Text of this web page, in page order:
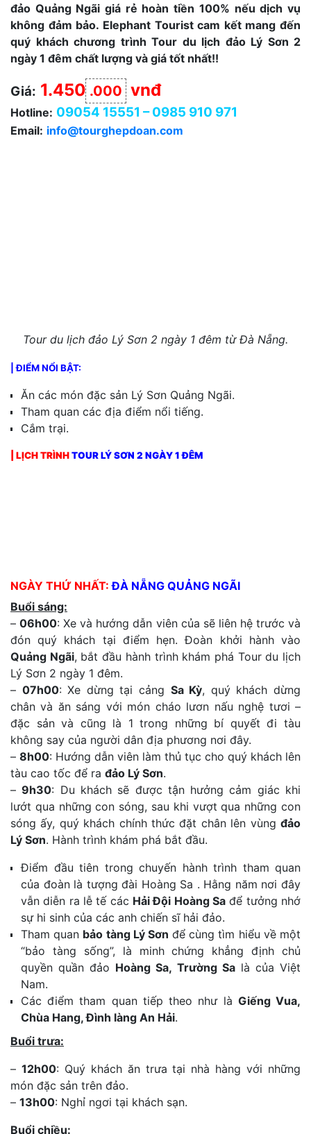
đảo Quảng Ngãi giá rẻ hoàn tiền 100% nếu dịch vụ
không đảm bảo. Elephant Tourist cam kết mang đến
quý khách chương trình Tour du lịch đảo Lý Sơn 2
ngày 1 đêm chất lượng và giá tốt nhất!!
Giá: 1.450 .000 vnđ
Hotline: 09054 15551 – 0985 910 971
Email: info@tourghepdoan.com
Tour du lịch đảo Lý Sơn 2 ngày 1 đêm từ Đà Nẵng.
| ĐIỂM NỔI BẬT:
Ăn các món đặc sản Lý Sơn Quảng Ngãi.
Tham quan các địa điểm nổi tiếng.
Cắm trại.
| LỊCH TRÌNHTOUR LÝ SƠN 2 NGÀY 1 ĐÊM
NGÀY THỨ NHẤT: ĐÀ NẴNG QUẢNG NGÃI
Buổi sáng:
–06h00: Xe và hướng dẫn viên của sẽ liên hệ trước và
đón quý khách tại điểm hẹn. Đoàn khởi hành vào
Quảng Ngãi, bắt đầu hành trình khám phá Tour du lịch
Lý Sơn 2 ngày 1 đêm.
– 07h00: Xe dừng tại cảng Sa Kỳ, quý khách dừng
chân và ăn sáng với món cháo lươn nấu nghệ tươi –
đặc sản và cũng là 1 trong những bí quyết đi tàu
không say của người dân địa phương nơi đây.
– 8h00: Hướng dẫn viên làm thủ tục cho quý khách lên
tàu cao tốc để ra đảo Lý Sơn.
–9h30: Du khách sẽ được tận hưởng cảm giác khi
lướt qua những con sóng, sau khi vượt qua những con
sóng ấy, quý khách chính thức đặt chân lên vùng đảo
Lý Sơn. Hành trình khám phá bắt đầu.
Điểm đầu tiên trong chuyến hành trình tham quan
của đoàn là tượng đài Hoàng Sa . Hằng năm nơi đây
vẫn diễn ra lễ tế các Hải Đội Hoàng Sa để tưởng nhớ
sự hi sinh của các anh chiến sĩ hải đảo.
Tham quan bảo tàng Lý Sơn để cùng tìm hiểu về một
“bảo tàng sống”, là minh chứng khẳng định chủ
quyền quần đảo Hoàng Sa, Trường Salà của Việt
Nam.
Các điểm tham quan tiếp theo như là Giếng Vua,
Chùa Hang, Đình làng An Hải.
Buổi trưa:
– 12h00: Quý khách ăn trưa tại nhà hàng với những
món đặc sản trên đảo.
– 13h00: Nghỉ ngơi tại khách sạn.
Buổi chiều: